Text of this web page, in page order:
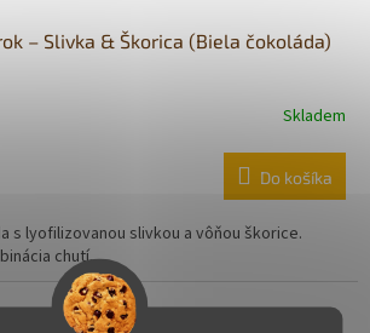
– Slivka & Škorica (Biela čokoláda)
Skladem
Do košíka
s lyofilizovanou slivkou a vôňou škorice.
chutí.